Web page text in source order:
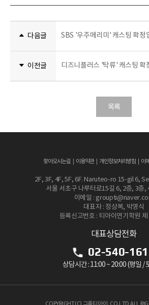
다음글 SBS '우주메리미' 캐스팅 확정
이전글 디즈니플러스 '탁류' 캐스팅 확
목록
찾아오시는길 이용약관 개인정보처리방침 이
2F, 3F, 4F, 5F, 6F. Naruteo-ro 15-gil 6,
서울 서초구 나루터로15길 6, 2층, 3층,
이메일 :
대표자 : 정상복, 박영식
등록신고번호 : 티아이연기학원
대표상담전화
02-540-
상담시간 : 11:00 ~ 20:00 (평일 /